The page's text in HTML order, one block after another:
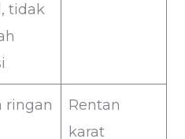
tidak
ringan
Rentan
karat